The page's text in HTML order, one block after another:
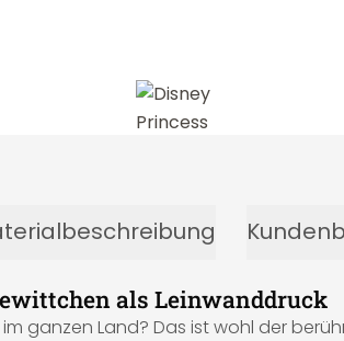
als Leinwanddruck
ganzen Land? Das ist wohl der